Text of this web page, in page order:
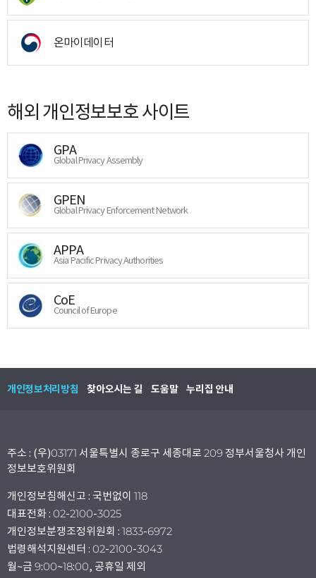
온마이데이터
해외 개인정보보호 사이트
GPA
Global Privacy Assembly
GPEN
Global Privacy Enforcement Network
APPA
Asia Pacific Privacy Authorities
CoE
Council of Europe
개인정보처리방침 찾아오시는 길 도움말 누리집 안내
주소 : (우)03171 서울특별시 종로구 세종대로 209 정부서울청사 개인
정보보호위원회
개인정보침해신고 : 국번없이 118
대표전화 : 02-2100-3025
개인정보분쟁조정위원회 : 1833-6972
법령해석지원센터 : 02-2100-3043
월~금 9:00~18:00, 공휴일 제외